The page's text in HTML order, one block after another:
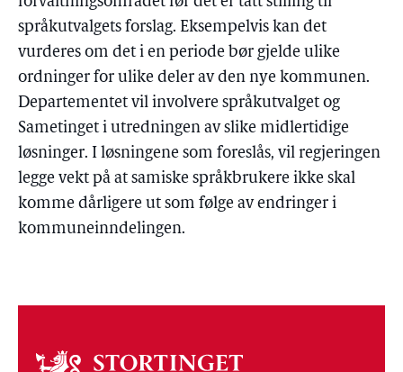
språkutvalgets forslag. Eksempelvis kan det
vurderes om det i en periode bør gjelde ulike
ordninger for ulike deler av den nye kommunen.
Departementet vil involvere språkutvalget og
Sametinget i utredningen av slike midlertidige
løsninger. I løsningene som foreslås, vil regjeringen
legge vekt på at samiske språkbrukere ikke skal
komme dårligere ut som følge av endringer i
kommuneinndelingen.
Om